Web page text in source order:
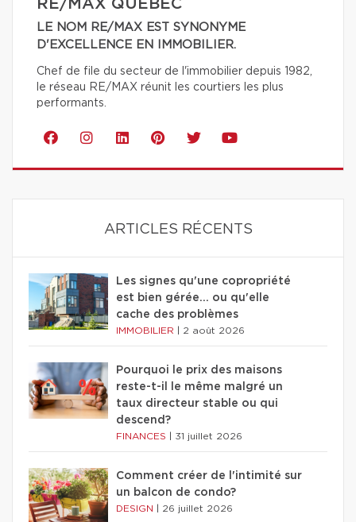
RE/MAX QUÉBEC
LE NOM RE/MAX EST SYNONYME
D'EXCELLENCE EN IMMOBILIER.
Chef de file du secteur de l'immobilier depuis 1982,
le réseau RE/MAX réunit les courtiers les plus
performants.
ARTICLES RÉCENTS
Les signes qu'une copropriété
est bien gérée… ou qu'elle
cache des problèmes
IMMOBILIER 2 août 2026
Pourquoi le prix des maisons
reste-t-il le même malgré un
taux directeur stable ou qui
descend?
FINANCES 31 juillet 2026
Comment créer de l'intimité sur
un balcon de condo?
DESIGN 26 juillet 2026